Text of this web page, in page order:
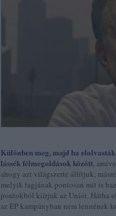
Különben meg, majd ha
lássék félmegoldások között,
ahogy azt világszerte állítjuk,
melyik tagjának pontosan mit is
pontokból kiírjuk az Uniót. Hátha
az EP kampányban nem lennének